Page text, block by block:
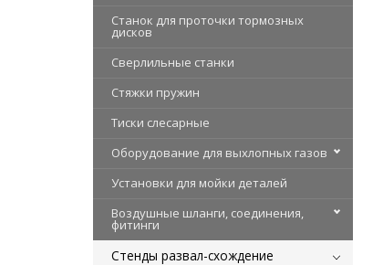
Станок для проточки тормозных
дисков
Сверлильные станки
Стяжки пружин
Тиски слесарные
Оборудование для выхлопных газов
Установки для мойки деталей
Воздушные шланги, соединения,
фитинги
Стенды развал-схождение